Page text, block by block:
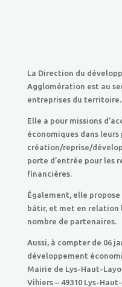
La Direction du
Agglomération est au
entreprises du territoire.
Elle a pour missions
économiques dans leurs
création/reprise/
porte d’entrée pour les
financières.
Également, elle
bâtir, et met en relation
nombre de partenaires.
Aussi, à compter de 06
développement
Mairie de Lys-Haut-
Vihiers – 49310 Lys-